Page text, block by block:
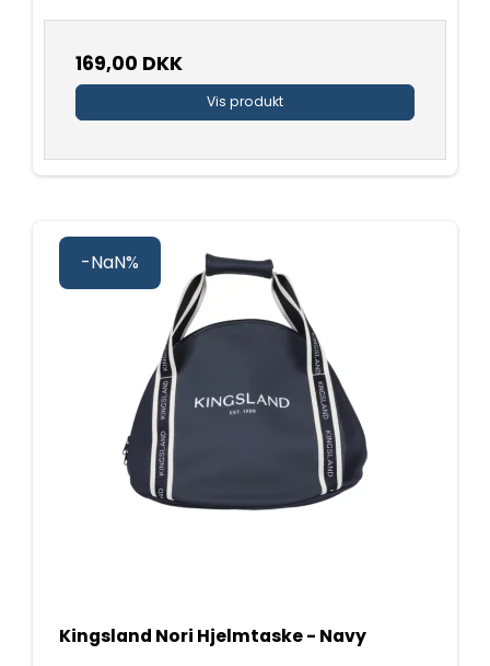
169,00 DKK
Vis produkt
-NaN%
Kingsland Nori Hjelmtaske - Navy